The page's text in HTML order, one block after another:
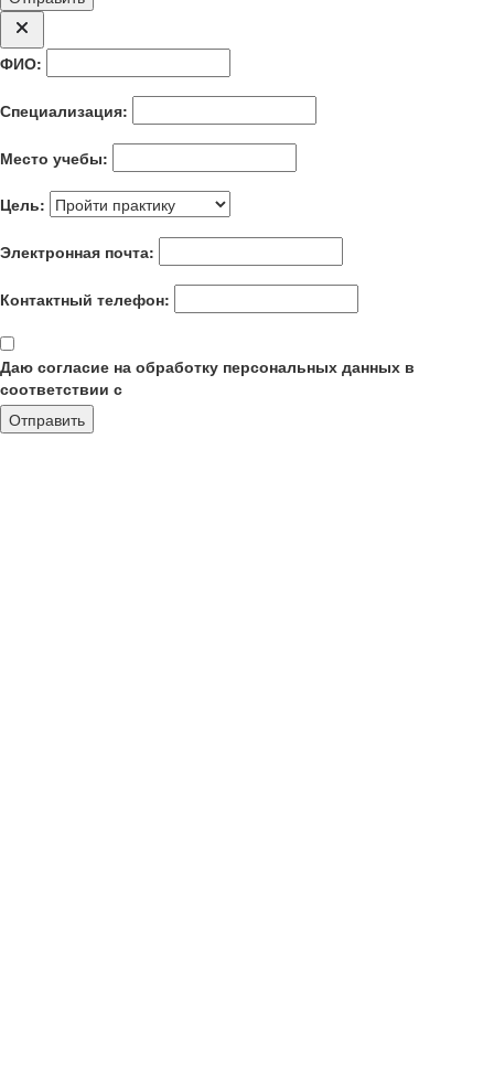
ФИО:
Специализация:
Место учебы:
Цель:
Электронная почта:
Контактный телефон:
Даю согласие на обработку персональных данных в
соответствии с
Отправить